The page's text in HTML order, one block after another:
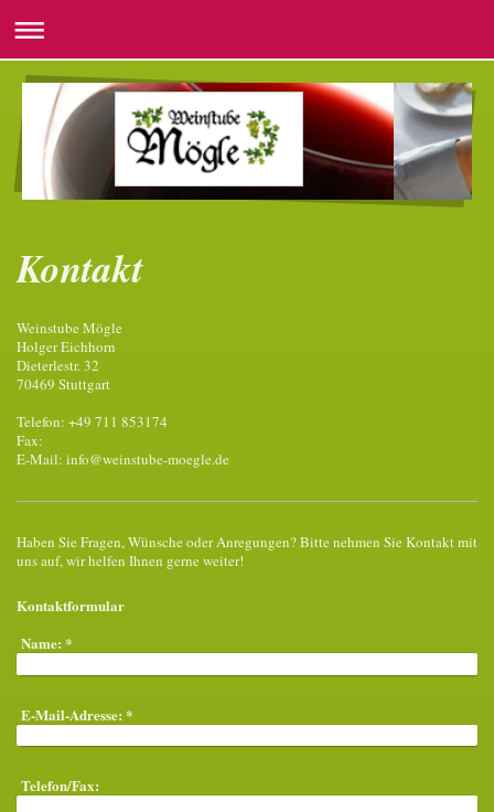
Kontakt
Weinstube Mögle
Holger Eichhorn
Dieterlestr. 32
70469 Stuttgart
Telefon: +49 711 853174
Fax:
E-Mail: info@weinstube-moegle.de
Haben Sie Fragen, Wünsche oder Anregungen? Bitte nehmen Sie Kontakt mit
uns auf, wir helfen Ihnen gerne weiter!
Kontaktformular
Name: *
E-Mail-Adresse: *
Telefon/Fax: